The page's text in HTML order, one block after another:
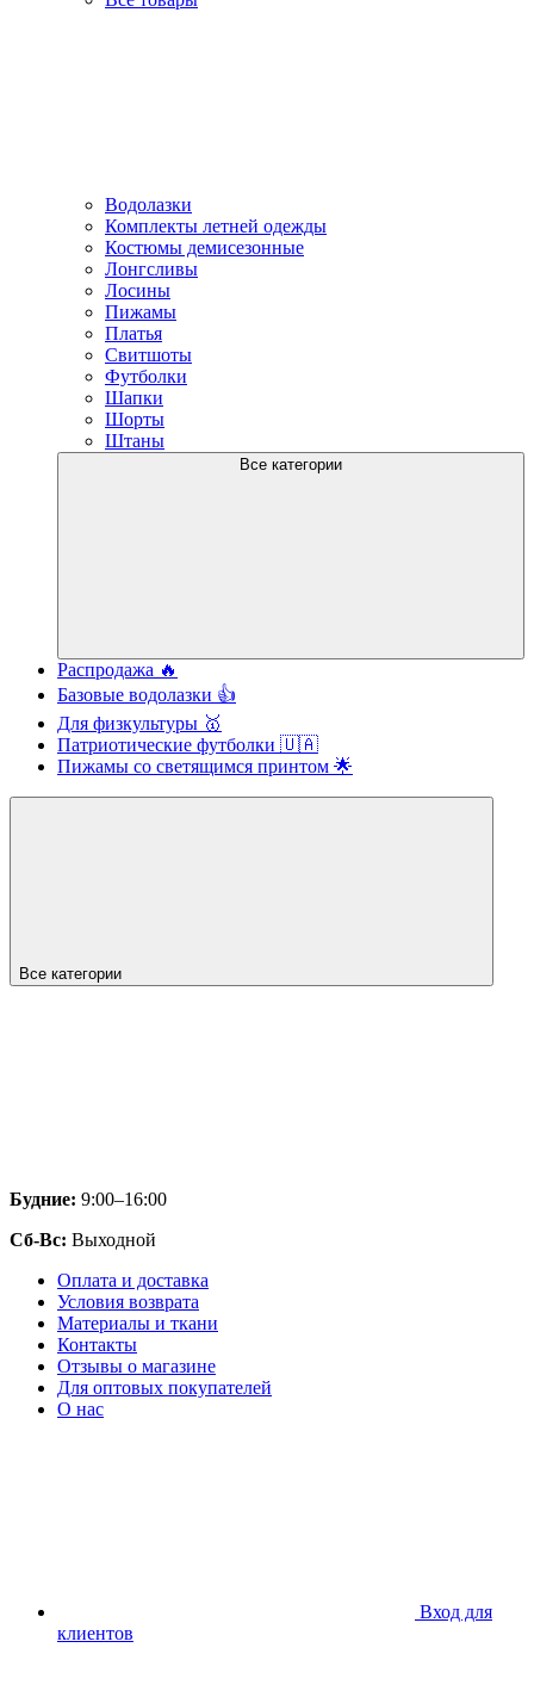
Водолазки
Комплекты летней одежды
Костюмы демисезонные
Лонгсливы
Лосины
Пижамы
Платья
Свитшоты
Футболки
Шапки
Шорты
Штаны
Все категории
Распродажа 🔥
Базовые водолазки 👍
Для физкультуры 🥇
Патриотические футболки 🇺🇦
Пижамы со светящимся принтом 🌟
Все категории
Будние: 9:00–16:00
Сб-Вс: Выходной
Оплата и доставка
Условия возврата
Материалы и ткани
Контакты
Отзывы о магазине
Для оптовых покупателей
О нас
Вход для
клиентов